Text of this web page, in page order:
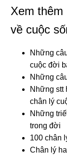
Xem thêm
về cuộc
Những
cuộc đời
Những
Những stt
chân lý
Những
trong đời
100 chân
Chân lý